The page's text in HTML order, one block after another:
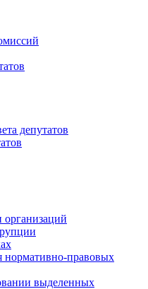
депутатов
нормативно-правовых
выделенных